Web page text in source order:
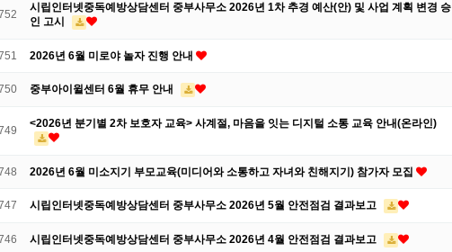
시립인터넷중독예방상담센터 중부사무소 2026년 1차 추경 예산(안) 및 사업 계획 변경 승
인 고시
2026년 6월 미로야 놀자 진행 안내
중부아이윌센터 6월 휴무 안내
<2026년 분기별 2차 보호자 교육> 사계절, 마음을 잇는 디지털 소통 교육 안내(온라인)
2026년 6월 미소지기 부모교육(미디어와 소통하고 자녀와 친해지기) 참가자 모집
시립인터넷중독예방상담센터 중부사무소 2026년 5월 안전점검 결과보고
시립인터넷중독예방상담센터 중부사무소 2026년 4월 안전점검 결과보고